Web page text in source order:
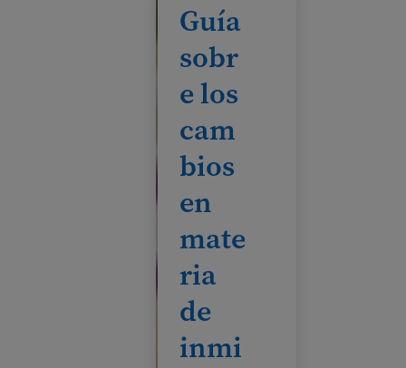
Guía
sobr
e los
cam
bios
en
mate
ria
de
inmi